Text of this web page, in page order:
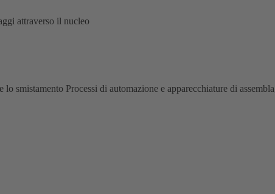
attraverso il nucleo
smistamento Processi di automazione e apparecchiature di